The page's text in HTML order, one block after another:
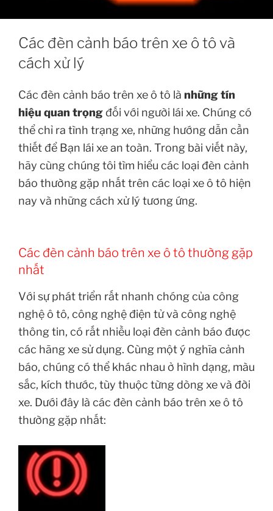
Các đèn cảnh báo trên xe ô tô và
cách xử lý
Các đèn cảnh báo trên xe ô tô là những tín
hiệu quan trọngđối với người lái xe. Chúng có
thể chỉ ra tình trạng xe, những hướng dẫn cần
thiết để Bạn lái xe an toàn. Trong bài viết này,
hãy cùng chúng tôi tìm hiểu các loại đèn cảnh
báo thường gặp nhất trên các loại xe ô tô hiện
nay và những cách xử lý tương ứng.
Các đèn cảnh báo trên xe ô tô thường gặp
nhất
Với sự phát triển rất nhanh chóng của công
nghệ ô tô, công nghệ điện tử và công nghệ
thông tin, có rất nhiều loại đèn cảnh báo được
các hãng xe sử dụng. Cùng một ý nghĩa cảnh
báo, chúng có thể khác nhau ở hình dạng, màu
sắc, kích thước, tùy thuộc từng dòng xe và đời
xe. Dưới đây là các đèn cảnh báo trên xe ô tô
thường gặp nhất: